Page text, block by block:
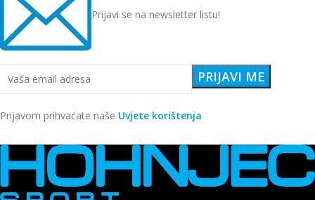
Prijavi se na newsletter listu!
Prijavom prihvaćate naše Uvjete korištenja